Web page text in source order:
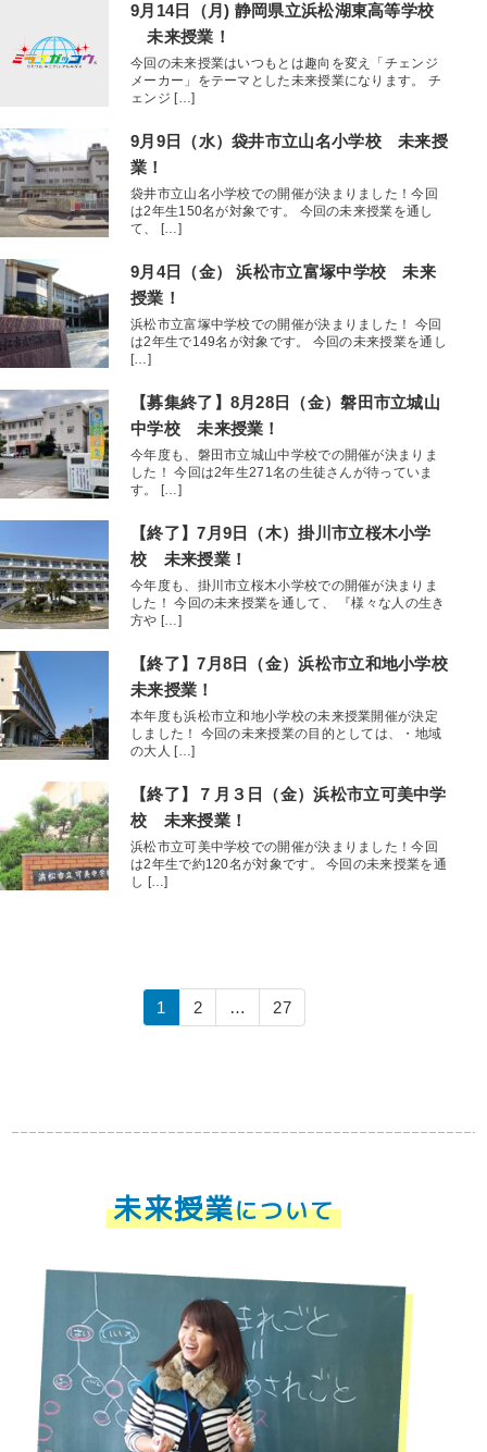
9月14日（月) 静岡県立浜松湖東高等学校
未来授業！
今回の未来授業はいつもとは趣向を変え「チェンジ
メーカー」をテーマとした未来授業になります。 チ
ェンジ […]
9月9日（水）袋井市立山名小学校 未来授
業！
袋井市立山名小学校での開催が決まりました！今回
は2年生150名が対象です。 今回の未来授業を通し
て、 […]
9月4日（金） 浜松市立富塚中学校 未来
授業！
浜松市立富塚中学校での開催が決まりました！ 今回
は2年生で149名が対象です。 今回の未来授業を通し
[…]
【募集終了】8月28日（金）磐田市立城山
中学校 未来授業！
今年度も、磐田市立城山中学校での開催が決まりま
した！ 今回は2年生271名の生徒さんが待っていま
す。 […]
【終了】7月9日（木）掛川市立桜木小学
校 未来授業！
今年度も、掛川市立桜木小学校での開催が決まりま
した！ 今回の未来授業を通して、 『様々な人の生き
方や […]
【終了】7月8日（金）浜松市立和地小学校
未来授業！
本年度も浜松市立和地小学校の未来授業開催が決定
しました！ 今回の未来授業の目的としては、・地域
の大人 […]
【終了】７月３日（金）浜松市立可美中学
校 未来授業！
浜松市立可美中学校での開催が決まりました！今回
は2年生で約120名が対象です。 今回の未来授業を通
し […]
1 2 … 27
未来授業について